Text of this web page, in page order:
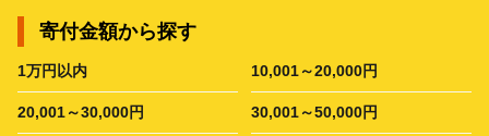
寄付金額から探す
1万円以内 10,001～20,000円
20,001～30,000円 30,001～50,000円